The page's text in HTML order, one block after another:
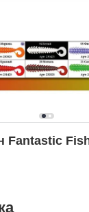
Fantastic